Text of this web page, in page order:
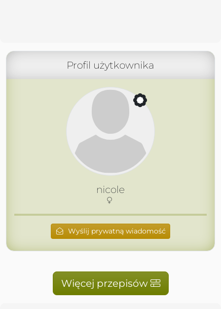
Profil użytkownika
nicole
Wyślij prywatną wiadomość
Więcej przepisów